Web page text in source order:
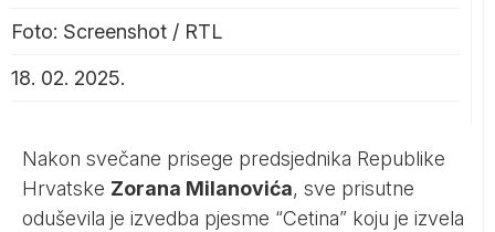
Foto: Screenshot / RTL
18. 02. 2025.
Nakon svečane prisege predsjednika Republike
Hrvatske Zorana Milanovića, sve prisutne
oduševila je izvedba pjesme “Cetina” koju je izvela